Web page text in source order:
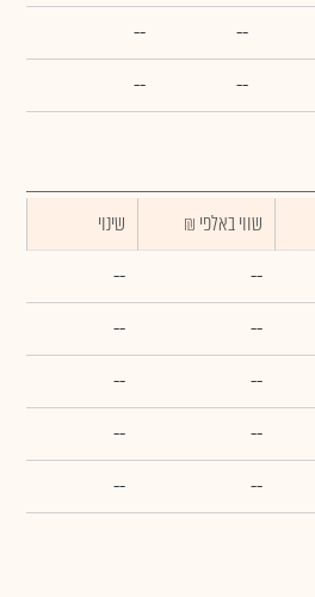
--
--
--
--
₪ שווי באלפי
שינוי
--
--
--
--
--
--
--
--
--
--